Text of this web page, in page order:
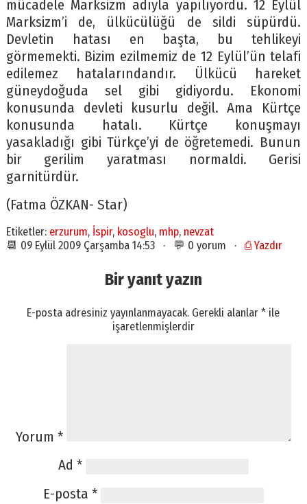
mücadele Marksizm adıyla yapılıyordu. 12 Eylül
Marksizm’i de, ülkücülüğü de sildi süpürdü.
Devletin hatası en başta, bu tehlikeyi
görmemekti. Bizim ezilmemiz de 12 Eylül’ün telafi
edilemez hatalarındandır. Ülkücü hareket
güneydoğuda sel gibi gidiyordu. Ekonomi
konusunda devleti kusurlu değil. Ama Kürtçe
konusunda hatalı. Kürtçe konuşmayı
yasakladığı gibi Türkçe’yi de öğretemedi. Bunun
bir gerilim yaratması normaldi. Gerisi
garnitürdür.
(Fatma ÖZKAN- Star)
Etiketler: erzurum, İspir, kosoglu, mhp, nevzat
📆 09 Eylül 2009 Çarşamba 14:53 · 💬 0 yorum · ⎙ Yazdır
Bir yanıt yazın
E-posta adresiniz yayınlanmayacak. Gerekli alanlar* ile
işaretlenmişlerdir
Yorum *
Ad *
E-posta *